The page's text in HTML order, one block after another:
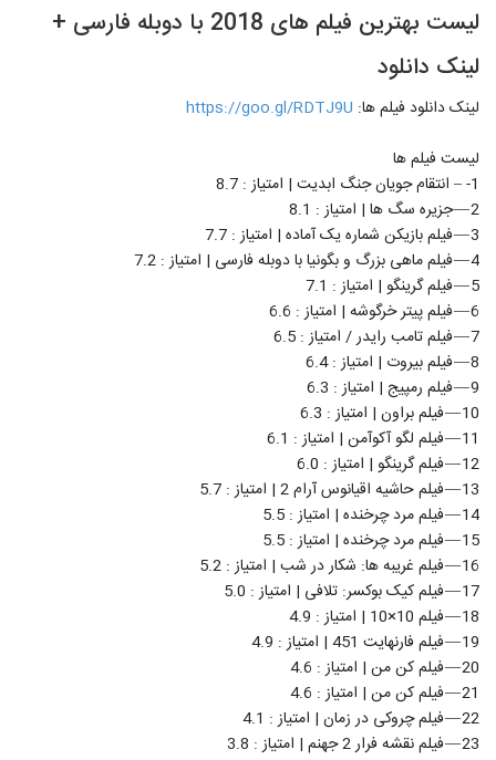
لیست بهترین فیلم های 2018 با دوبله فارسی +
لینک دانلود
لینک دانلود فیلم ها: https://goo.gl/RDTJ9U
لیست فیلم ها
1- – انتقام‌ جویان جنگ ابدیت | امتیاز : 8.7
2 — جزیره سگ ها | امتیاز : 8.1
3 — فیلم بازیکن شماره یک آماده | امتیاز : 7.7
4 — فیلم ماهی بزرگ و بگونیا با دوبله فارسی | امتیاز : 7.2
5 — فیلم گرینگو | امتیاز : 7.1
6 — فیلم پیتر خرگوشه | امتیاز : 6.6
7 — فیلم تامب رایدر / امتیاز : 6.5
8 — فیلم بیروت | امتیاز : 6.4
9 — فیلم رمپیج | امتیاز : 6.3
10 — فیلم براون | امتیاز : 6.3
11 — فیلم لگو آکوآمن | امتیاز : 6.1
12 — فیلم گرینگو | امتیاز : 6.0
13 — فیلم حاشیه اقیانوس آرام 2 | امتیاز : 5.7
14 — فیلم مرد چرخنده | امتیاز : 5.5
15 — فیلم مرد چرخنده | امتیاز : 5.5
16 — فیلم غریبه ها: شکار در شب | امتیاز : 5.2
17 — فیلم کیک بوکسر: تلافی | امتیاز : 5.0
18 — فیلم 10×10 | امتیاز : 4.9
19 — فیلم فارنهایت 451 | امتیاز : 4.9
20 — فیلم کن من | امتیاز : 4.6
21 — فیلم کن من | امتیاز : 4.6
22 — فیلم چروکی در زمان | امتیاز : 4.1
23 — فیلم نقشه فرار 2 جهنم | امتیاز : 3.8